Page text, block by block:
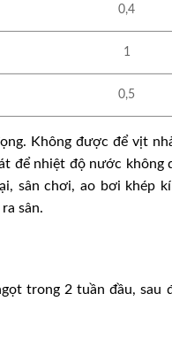
0,4
1
0,5
Không được để vịt
để nhiệt độ nước không
sân chơi, ao bơi khép
sân.
trong 2 tuần đầu, sau